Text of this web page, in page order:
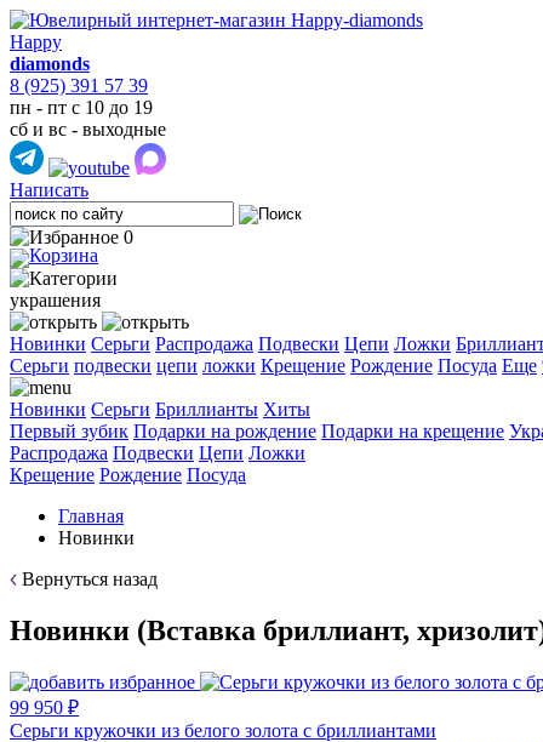
Happy
diamonds
8 (925) 391 57 39
пн - пт с 10 до 19
сб и вс - выходные
Написать
0
украшения
Новинки Серьги Распродажа Подвески Цепи Ложки
Cерьги подвески цепи ложки Крещение Рождение Посуда Еще
Новинки Серьги Бриллианты Хиты
Первый зубик Подарки на рождение Подарки на крещение
Распродажа Подвески Цепи Ложки
Крещение Рождение Посуда
Главная
Новинки
Вернуться назад
Новинки (Вставка бриллиант,
99 950 ₽
Серьги кружочки из белого золота с бриллиантами